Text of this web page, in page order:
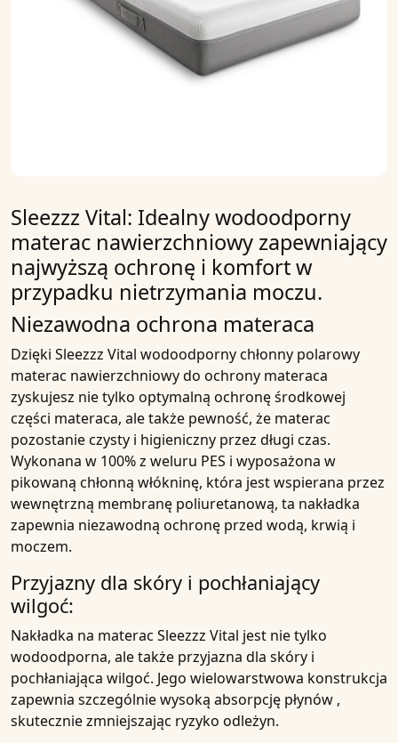
Sleezzz Vital: Idealny wodoodporny
materac nawierzchniowy zapewniający
najwyższą ochronę i komfort w
przypadku nietrzymania moczu.
Niezawodna ochrona materaca
Dzięki Sleezzz Vital wodoodporny chłonny polarowy
materac nawierzchniowy do ochrony materaca
zyskujesz nie tylko optymalną ochronę środkowej
części materaca, ale także pewność, że materac
pozostanie czysty i higieniczny przez długi czas.
Wykonana w 100% z weluru PES i wyposażona w
pikowaną chłonną włókninę, która jest wspierana przez
wewnętrzną membranę poliuretanową, ta nakładka
zapewnia niezawodną ochronę przed wodą, krwią i
moczem.
Przyjazny dla skóry i pochłaniający
wilgoć:
Nakładka na materac Sleezzz Vital jest nie tylko
wodoodporna, ale także przyjazna dla skóry i
pochłaniająca wilgoć. Jego wielowarstwowa konstrukcja
zapewnia szczególnie wysoką absorpcję płynów ,
skutecznie zmniejszając ryzyko odleżyn.